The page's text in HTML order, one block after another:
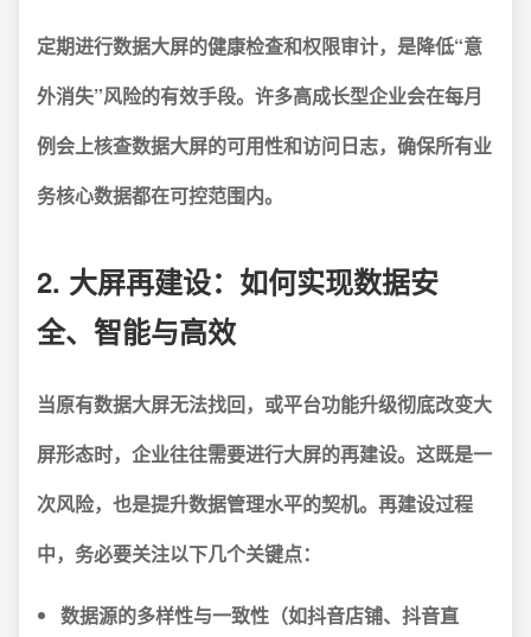
定期进行数据大屏的健康检查和权限审计，是降低“意
外消失”风险的有效手段。 许多高成长型企业会在每月
例会上核查数据大屏的可用性和访问日志，确保所有业
务核心数据都在可控范围内。
2. 大屏再建设：如何实现数据安
全、智能与高效
当原有数据大屏无法找回，或平台功能升级彻底改变大
屏形态时，企业往往需要进行大屏的再建设。 这既是一
次风险，也是提升数据管理水平的契机。再建设过程
中，务必要关注以下几个关键点：
数据源的多样性与一致性（如抖音店铺、抖音直